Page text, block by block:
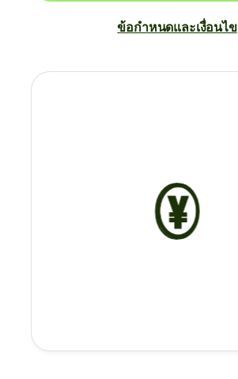
ข้อกำหนดและเงื่อนไข